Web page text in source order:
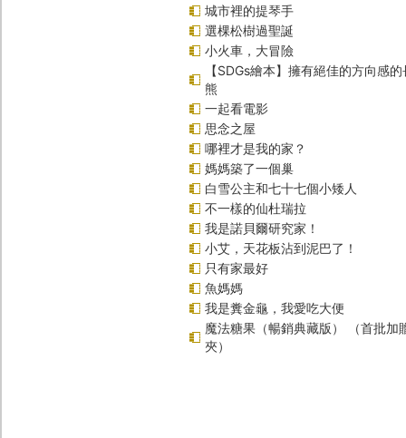
城市裡的提琴手
選棵松樹過聖誕
小火車，大冒險
【SDGs繪本】擁有絕佳的方向感
熊
一起看電影
思念之屋
哪裡才是我的家？
媽媽築了一個巢
白雪公主和七十七個小矮人
不一樣的仙杜瑞拉
我是諾貝爾研究家！
小艾，天花板沾到泥巴了！
只有家最好
魚媽媽
我是糞金龜，我愛吃大便
魔法糖果（暢銷典藏版） （首批加
夾）